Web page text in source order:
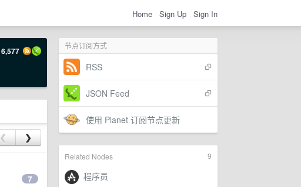
Home Sign Up Sign In
节点订阅方式
RSS
JSON Feed
使用 Planet 订阅节点更新
9
Related Nodes
6,577
❮ ❯
7